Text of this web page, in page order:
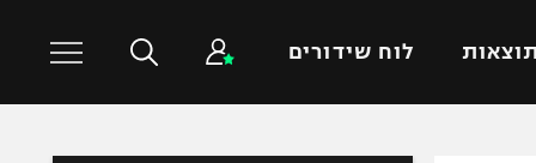
תוצאות לוח שידורים